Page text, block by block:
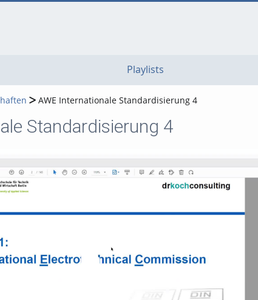
Playlists
AWE Internationale Standardisierung 4
Standardisierung 4